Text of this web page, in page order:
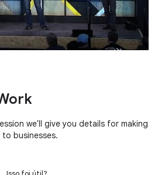
we'll give you details for making
businesses.